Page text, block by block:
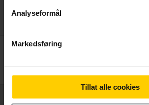
Analyseformål
Markedsføring
Tillat alle cookies
Produktinformasjon